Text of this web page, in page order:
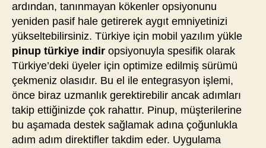
ardından, tanınmayan kökenler opsiyonunu
yeniden pasif hale getirerek aygıt emniyetinizi
yükseltebilirsiniz. Türkiye için mobil yazılım yükle
pinup türkiye indir opsiyonuyla spesifik olarak
Türkiye’deki üyeler için optimize edilmiş sürümü
çekmeniz olasıdır. Bu el ile entegrasyon işlemi,
önce biraz uzmanlık gerektirebilir ancak adımları
takip ettiğinizde çok rahattır. Pinup, müşterilerine
bu aşamada destek sağlamak adına çoğunlukla
adım adım direktifler takdim eder. Uygulama